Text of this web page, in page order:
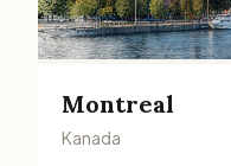
Montreal
Kanada